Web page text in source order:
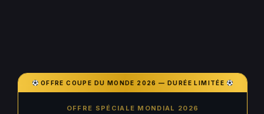
OFFRE COUPE DU MONDE 2026 — DURÉE LIMITÉE
OFFRE SPÉCIALE MONDIAL 2026